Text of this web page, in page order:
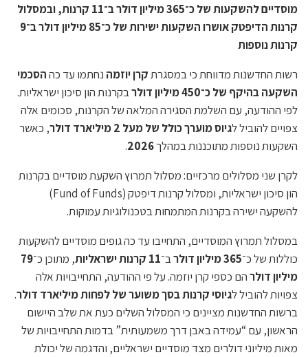
מוסדיים להשקעות של כ־365 מיליון דולר ב־11 קרנות, ובמסלול
קרנות הדיפטק אושרו השקעות ישירות של כ־85 מיליון דולר ב־9
קרנות נוספות
רשות החדשנות מדווחת כי במסגרתקרן יוזמה נחתמו עד כההסכמי
השקעה בהיקף של כ־450 מיליון דולר
בקרנות הון סיכון ישראליות.
לפי ההודעה, עם השלמת הסגירה המלאה של הקרנות, סכומים אלה
צפויים להוביל לגיוס מוערך כולל של מעל 2 מיליארד דולר
, כאשר
השקעות נוספות מתוכננות במהלך2026
.
לקרן שני מסלולים מרכזיים: מסלול תמרוץ השקעת מוסדיים בקרנות
הון סיכון ישראליות, ומסלול קרנות דיפטק (Fund of Funds)
להשקעה ישירה בקרנות המתמחות בטכנולוגיות עמוקות.
במסלול תמרוץ המוסדיים, התחייבו עד כה גופים מוסדיים להשקעות
כוללות של כ־365 מיליון דולר ב־11 קרנות ישראליות , מתוכן כ־79
מיליון דולרהם כספי קרן יוזמה. על פי ההודעה, התחייבויות אלה
צפויות להוביל לגיוסי קרנות בסך משוער של לפחות מיליארד דולר.
ברשות החדשנות מציינים כי המסלול השלים כעת את שלב היישום
הראשון, עם “עמידה באבן דרך משמעותית” בדמות התחייבויות של
מאות מיליוני דולרים מצד מוסדיים ישראליים, והדגמה של יכולת